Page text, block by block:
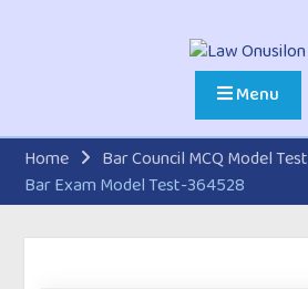
Menu
Home
Bar Council MCQ Model Test
Bar Exam Model Test-364528